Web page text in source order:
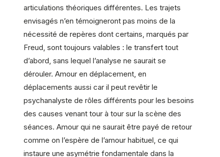
articulations théoriques différentes. Les trajets
envisagés n’en témoigneront pas moins de la
nécessité de repères dont certains, marqués par
Freud, sont toujours valables : le transfert tout
d’abord, sans lequel l’analyse ne saurait se
dérouler. Amour en déplacement, en
déplacements aussi car il peut revêtir le
psychanalyste de rôles différents pour les besoins
des causes venant tour à tour sur la scène des
séances. Amour qui ne saurait être payé de retour
comme on l’espère de l’amour habituel, ce qui
instaure une asymétrie fondamentale dans la